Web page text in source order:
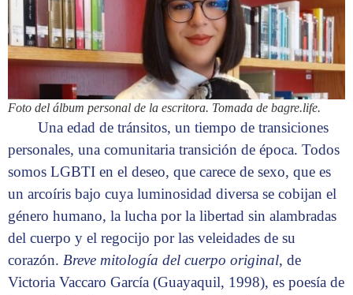
Foto del álbum personal de la escritora. Tomada de bagre.life.
Una edad de tránsitos, un tiempo de transiciones
personales, una comunitaria transición de época. Todos
somos LGBTI en el deseo, que carece de sexo, que es
un arcoíris bajo cuya luminosidad diversa se cobijan el
género humano, la lucha por la libertad sin alambradas
del cuerpo y el regocijo por las veleidades de su
corazón. Breve mitología del cuerpo original, de
Victoria Vaccaro García (Guayaquil, 1998), es poesía de